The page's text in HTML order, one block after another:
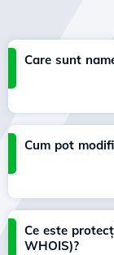
Care sunt
Cum pot
Ce este
WHOIS)?